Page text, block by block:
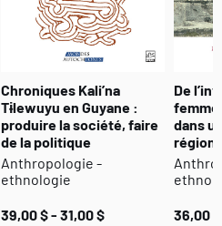
Chroniques Kali’na
Tɨlewuyu en Guyane :
produire la société, faire
de la politique
Anthropologie -
ethnologie
39,00 $ - 31,00 $
De
dans
36,00